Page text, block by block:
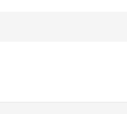
one zostać
dowiedzieć się,